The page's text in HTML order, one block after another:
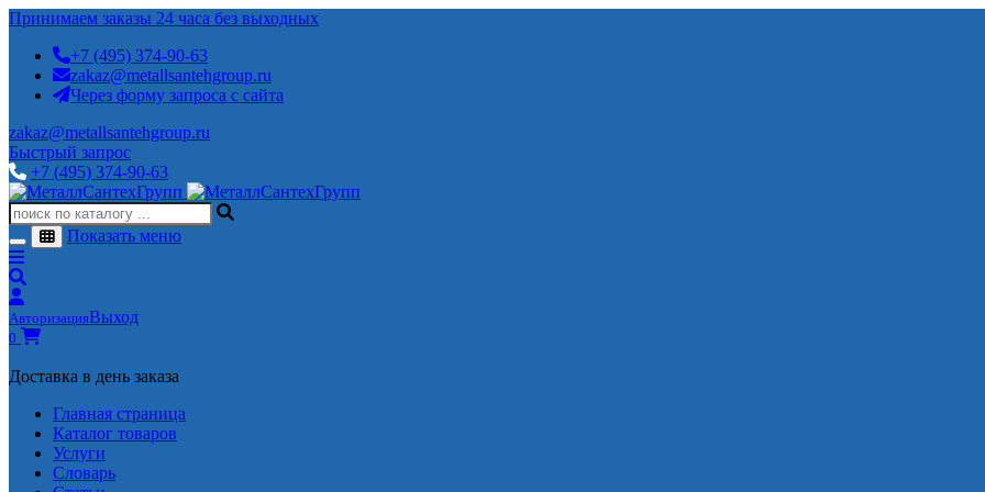
Принимаем заказы 24 часа без выходных
+7 (495) 374-90-63
zakaz@metallsantehgroup.ru
Через форму запроса с сайта
zakaz@metallsantehgroup.ru
Быстрый запрос
+7 (495) 374-90-63
Показать меню
АвторизацияВыход
0
Доставка в день заказа
Главная страница
Каталог товаров
Услуги
Словарь